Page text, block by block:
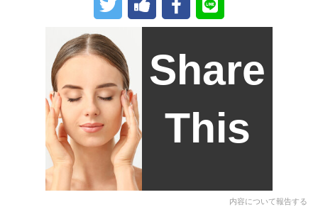
Share
This
内容について報告する